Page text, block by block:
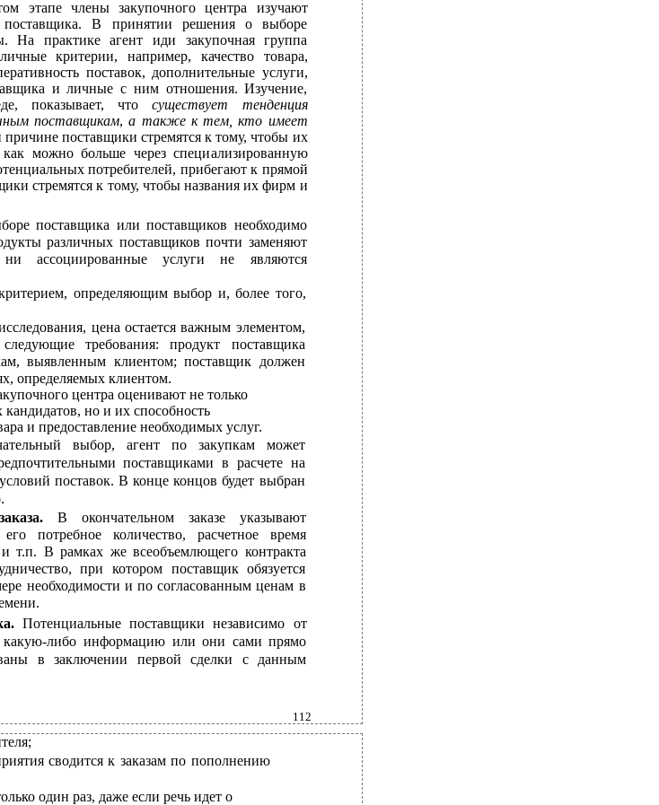
этапе члены закупочного центра изучают
В принятии решения о выборе
На практике агент иди закупочная группа
критерии, например, качество товара,
поставок, дополнительные услуги,
и личные с ним отношения. Изучение,
показывает, чтосуществует тенденция
поставщикам,а также к тем, кто имеет
поставщики стремятся к тому, чтобы их
можно больше через специализированную
потребителей, прибегают к прямой
стремятся к тому, чтобы названия их фирм и
поставщика или поставщиков необходимо
различных поставщиков почти заменяют
ассоциированные услуги не являются
определяющим выбор и, более того,
цена остается важным элементом,
требования: продукт поставщика
выявленным клиентом; поставщик должен
определяемых клиентом.
центра оценивают не только
но и их способность
и предоставление необходимых услуг.
выбор, агент по закупкам может
поставщиками в расчете на
поставок. В конце концов будет выбран
В окончательном заказе указывают
потребное количество, расчетное время
и т.п. В рамках же всеобъемлющего контракта
при котором поставщик обязуется
необходимости и по согласованным ценам в
Потенциальные поставщики независимо от
какую-либо информацию или они сами прямо
в заключении первой сделки с данным
112
сводится к заказам по пополнению
один раз, даже если речь идет о